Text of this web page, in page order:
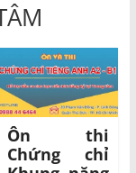
Ôn thi
Chứng chỉ